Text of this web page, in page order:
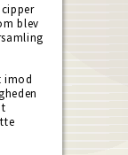
blev
imod